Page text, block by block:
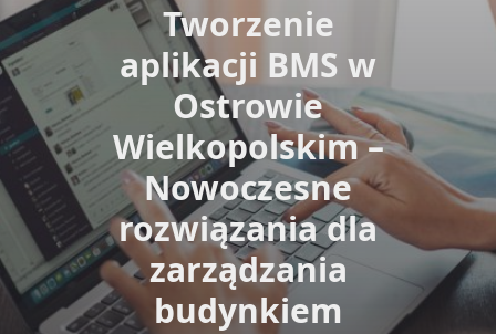
Tworzenie
aplikacji BMS w
Ostrowie
Wielkopolskim –
Nowoczesne
rozwiązania dla
zarządzania
budynkiem